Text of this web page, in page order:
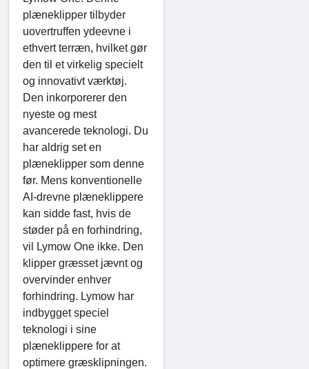
plæneklipper tilbyder
uovertruffen ydeevne i
ethvert terræn, hvilket gør
den til et virkelig specielt
og innovativt værktøj.
Den inkorporerer den
nyeste og mest
avancerede teknologi. Du
har aldrig set en
plæneklipper som denne
før. Mens konventionelle
AI-drevne plæneklippere
kan sidde fast, hvis de
støder på en forhindring,
vil Lymow One ikke. Den
klipper græsset jævnt og
overvinder enhver
forhindring. Lymow har
indbygget speciel
teknologi i sine
plæneklippere for at
optimere græsklipningen.